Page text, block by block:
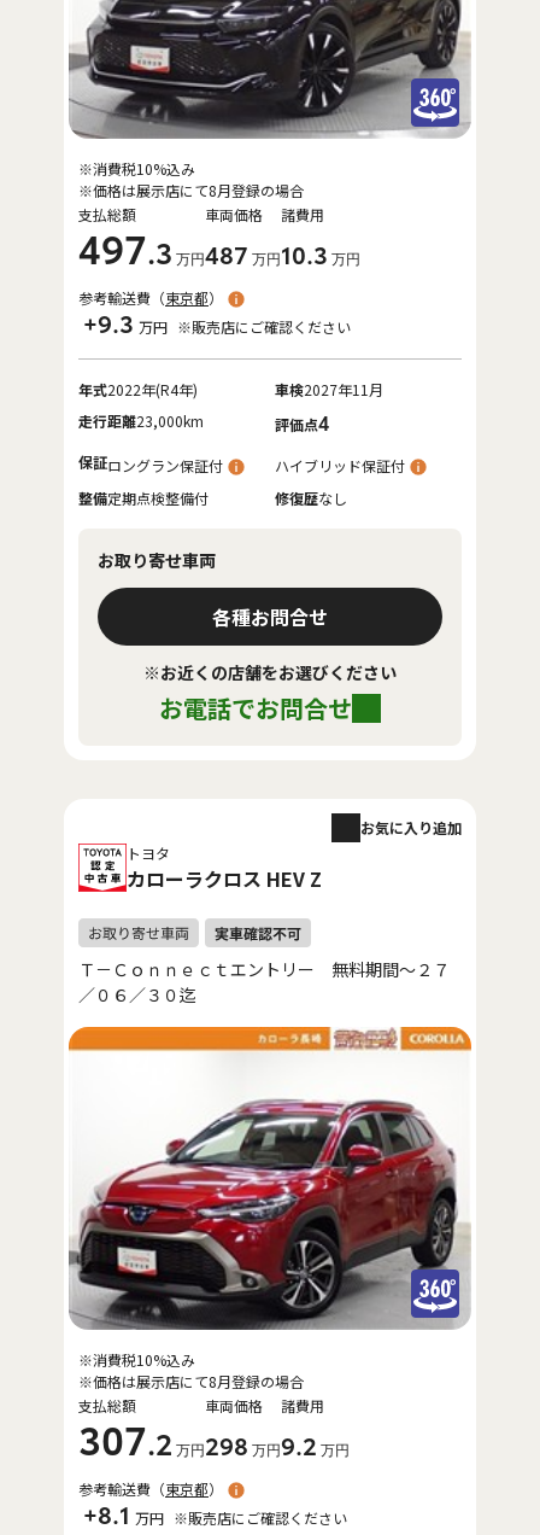
支払総額
497.3 万円
車両価格
487 万円
諸費用
10.3 万円
※消費税10%込み
※価格は展示店にて8月登録の場合
参考輸送費（東京都）
+9.3 万円 ※販売店にご確認ください
年式2022年(R4年) 車検2027年11月
走行距離23,000km 評価点4
保証ロングラン保証付
ハイブリッド保証付
整備定期点検整備付 修復歴なし
お取り寄せ車両
各種お問合せ
※お近くの店舗をお選びください
お電話でお問合せ
トヨタ
カローラクロス HEV Z
お気に入り追加
Ｔ－Ｃｏｎｎｅｃｔエントリー 無料期間～２７
／０６／３０迄
支払総額
307.2 万円
車両価格
298 万円
諸費用
9.2 万円
※消費税10%込み
※価格は展示店にて8月登録の場合
参考輸送費（東京都）
+8.1 万円 ※販売店にご確認ください